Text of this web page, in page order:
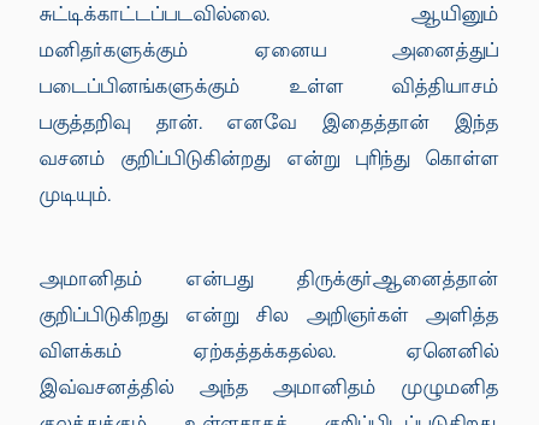
சுட்டிக்காட்டப்படவில்லை. ஆயினும்
மனிதர்களுக்கும் ஏனைய அனைத்துப்
படைப்பினங்களுக்கும் உள்ள வித்தியாசம்
பகுத்தறிவு தான். எனவே இதைத்தான் இந்த
வசனம் குறிப்பிடுகின்றது என்று புரிந்து கொள்ள
முடியும்.
அமானிதம் என்பது திருக்குர்ஆனைத்தான்
குறிப்பிடுகிறது என்று சில அறிஞர்கள் அளித்த
விளக்கம் ஏற்கத்தக்கதல்ல. ஏனெனில்
இவ்வசனத்தில் அந்த அமானிதம் முழுமனித